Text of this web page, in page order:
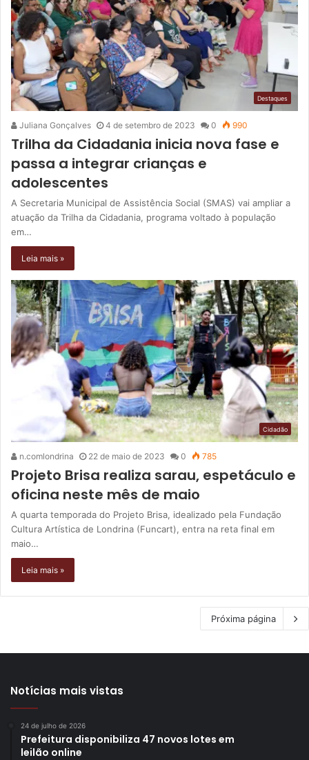
Destaques
Juliana Gonçalves 4 de setembro de 2023 0 990
Trilha da Cidadania inicia nova fase e
passa a integrar crianças e
adolescentes
A Secretaria Municipal de Assistência Social (SMAS) vai ampliar a
atuação da Trilha da Cidadania, programa voltado à população
em…
Leia mais »
Cidadão
n.comlondrina 22 de maio de 2023 0 785
Projeto Brisa realiza sarau, espetáculo e
oficina neste mês de maio
A quarta temporada do Projeto Brisa, idealizado pela Fundação
Cultura Artística de Londrina (Funcart), entra na reta final em
maio…
Leia mais »
Próxima página
Notícias mais vistas
24 de julho de 2026
Prefeitura disponibiliza 47 novos lotes em
leilão online